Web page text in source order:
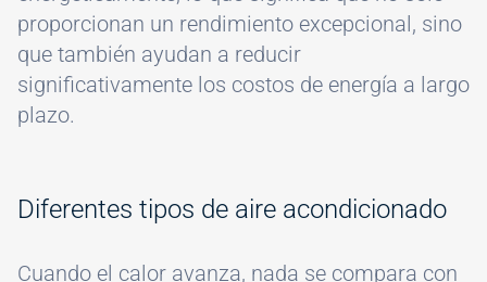
proporcionan un rendimiento excepcional, sino
que también ayudan a reducir
significativamente los costos de energía a largo
plazo.
Diferentes tipos de aire acondicionado
Cuando el calor avanza, nada se compara con